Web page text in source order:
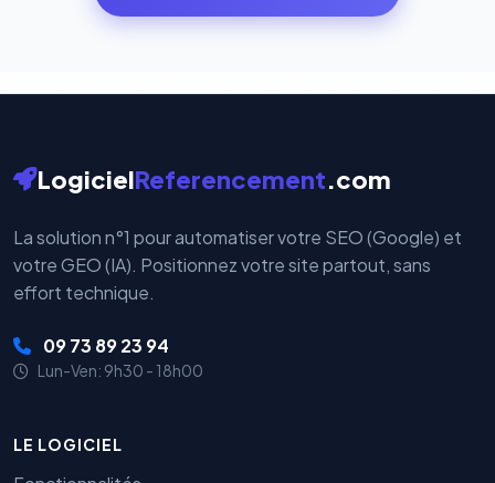
par nos serveurs — elles sont gérées directement et
LogicielReferencement.com
La solution n°1 pour automatiser votre SEO (Google) et
votre GEO (IA). Positionnez votre site partout, sans
effort technique.
09 73 89 23 94
Lun-Ven: 9h30 - 18h00
LE LOGICIEL